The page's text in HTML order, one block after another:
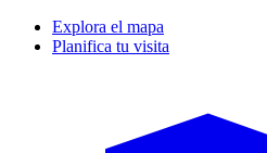
Explora el mapa
Planifica tu visita